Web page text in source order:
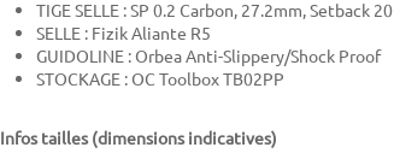
TIGE SELLE : SP 0.2 Carbon, 27.2mm, Setback 20
SELLE : Fizik Aliante R5
GUIDOLINE : Orbea Anti-Slippery/Shock Proof
STOCKAGE : OC Toolbox TB02PP
Infos tailles (dimensions indicatives)